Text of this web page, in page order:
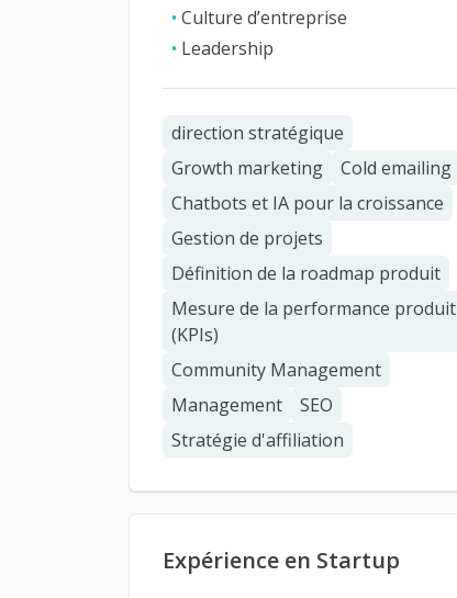
• Culture d’entreprise
• Leadership
direction stratégique
Growth marketing
Cold emailing
Chatbots et IA pour la croissance
Gestion de projets
Définition de la roadmap produit
Mesure de la performance produit
(KPIs)
Community Management
Management
SEO
Stratégie d'affiliation
Expérience en Startup